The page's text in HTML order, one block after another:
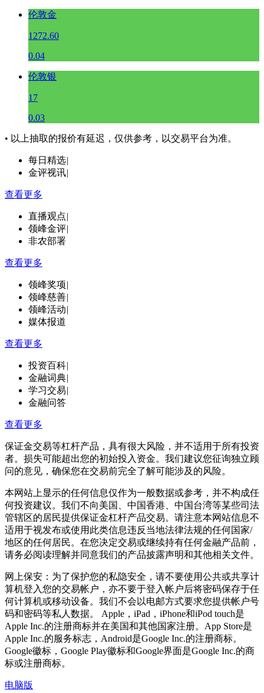
伦敦金
1272.60
0.04
伦敦银
17
0.03
• 以上抽取的报价有延迟，仅供参考，以交易平台为准。
每日精选|
金评视讯|
查看更多
直播观点|
领峰金评|
非农部署
查看更多
领峰奖项|
领峰慈善|
领峰活动|
媒体报道
查看更多
投资百科|
金融词典|
学习交易|
金融问答
查看更多
保证金交易等杠杆产品，具有很大风险，并不适用于所有投资
者。损失可能超出您的初始投入资金。我们建议您征询独立顾
问的意见，确保您在交易前完全了解可能涉及的风险。
本网站上显示的任何信息仅作为一般数据或参考，并不构成任
何投资建议。我们不向美国、中国香港、中国台湾等某些司法
管辖区的居民提供保证金杠杆产品交易。请注意本网站信息不
适用于视发布或使用此类信息违反当地法律法规的任何国家/
地区的任何居民。在您决定交易或继续持有任何金融产品前，
请务必阅读理解并同意我们的产品披露声明和其他相关文件。
网上保安：为了保护您的私隐安全，请不要使用公共或共享计
算机登入您的交易帐户，亦不要于登入帐户后将密码保存于任
何计算机或移动设备。我们不会以电邮方式要求您提供帐户号
码和密码等私人数据。 Apple，iPad，iPhone和iPod touch是
Apple Inc.的注册商标并在美国和其他国家注册。App Store是
Apple Inc.的服务标志，Android是Google Inc.的注册商标。
Google徽标，Google Play徽标和Google界面是Google Inc.的商
标或注册商标。
电脑版